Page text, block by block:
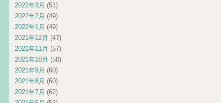
2022年3月 (51)
2022年2月 (49)
2022年1月 (49)
2021年12月 (47)
2021年11月 (57)
2021年10月 (50)
2021年9月 (60)
2021年8月 (60)
2021年7月 (62)